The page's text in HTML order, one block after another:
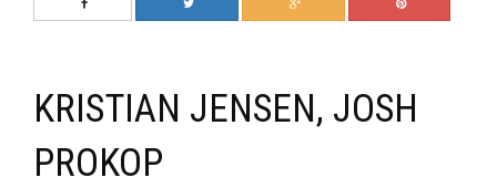
KRISTIAN JENSEN, JOSH
PROKOP